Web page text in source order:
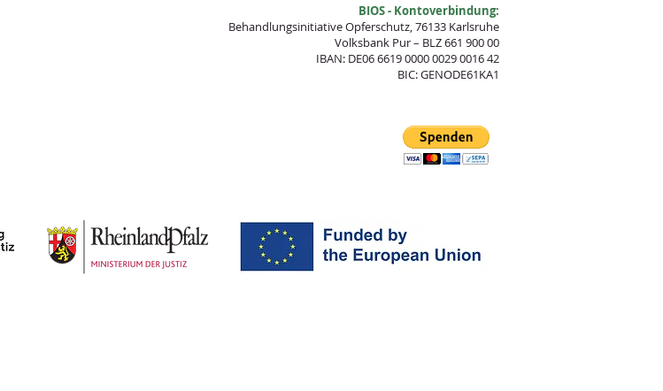
BIOS - Kontoverbindung:
Behandlungsinitiative Opferschutz, 76133 Karlsruhe
Volksbank Pur – BLZ 661 900 00
IBAN: DE06 6619 0000 0029 0016 42
BIC: GENODE61KA1